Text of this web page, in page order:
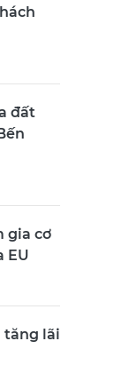
đất
gia cơ
EU
tăng lãi